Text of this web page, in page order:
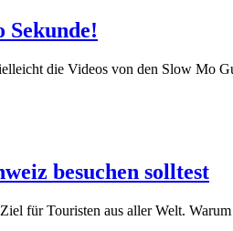
Sekunde!
die Videos von den Slow Mo
besuchen solltest
für Touristen aus aller Welt.